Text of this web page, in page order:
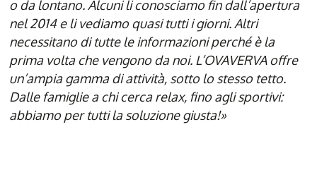
o da lontano. Alcuni li conosciamo fin dall’apertura
nel 2014 e li vediamo quasi tutti i giorni. Altri
necessitano di tutte le informazioni perché è la
prima volta che vengono da noi. L’OVAVERVA offre
un’ampia gamma di attività, sotto lo stesso tetto.
Dalle famiglie a chi cerca relax, fino agli sportivi:
abbiamo per tutti la soluzione giusta!»